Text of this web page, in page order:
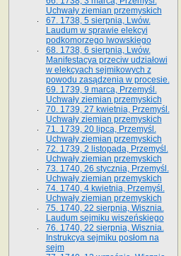
Uchwały ziemian przemyskich­
67. 1738, 5 sierpnia, Lwów.
Laudum w sprawie elekcyi
podkomorzego lwowskiego
68. 1738, 6 sierpnia, Lwów.
Manifestacya przeciw udziałowi
w elekcyach sejmikowych z
powodu zasądzenia w procesie.
69. 1739, 9 marca, Przemyśl.
Uchwały ziemian przemyskich
70. 1739, 27 kwietnia, Przemyśl.
Uchwały ziemian przemyskich
71. 1739, 20 lipca, Przemyśl.
Uchwały ziemian przemyskich
72. 1739, 2 listopada, Przemyśl.
Uchwały ziemian przemyskich
73. 1740, 26 stycznia, Przemyśl.
Uchwały ziemian przemyskich
74. 1740, 4 kwietnia, Przemyśl.
Uchwały ziemian przemyskich
75. 1740, 22 sierpnia, Wisznia.
Laudum sejmiku wiszeńskiego
76. 1740, 22 sierpnia, Wisznia.
Instrukcya sejmiku posłom na
sejm